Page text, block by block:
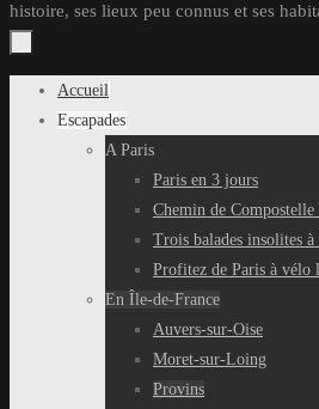
histoire, ses lieux peu connus et ses
Passer
Accueil
Escapades
A Paris
Paris en 3 jours
Chemin de Compostelle
Trois balades insolites à
Profitez de Paris à vélo
En Île-de-France
Auvers-sur-Oise
Moret-sur-Loing
Provins